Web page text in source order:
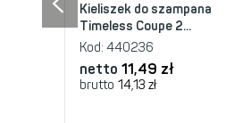
Kieliszek do szampana
Timeless Coupe 2...
Kod: 440236
netto 11,49 zł
brutto 14,13 zł